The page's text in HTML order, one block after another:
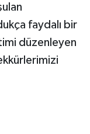
faydalı bir
düzenleyen